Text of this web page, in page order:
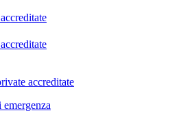
accreditate